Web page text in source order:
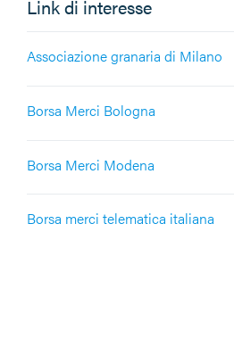
Link di interesse
Associazione granaria di Milano
Borsa Merci Bologna
Borsa Merci Modena
Borsa merci telematica italiana